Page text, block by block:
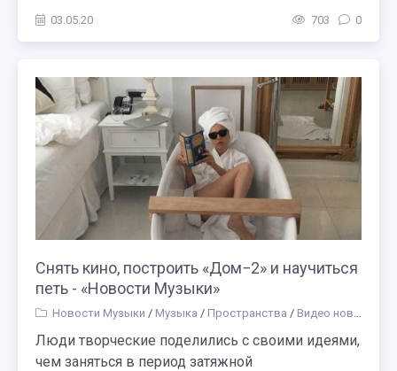
03.05.20 703 0
Снять кино, построить «Дом−2» и научиться
петь - «Новости Музыки»
Новости Музыки / Музыка / Пространства / Видео новости
Люди творческие поделились с своими идеями,
чем заняться в период затяжной